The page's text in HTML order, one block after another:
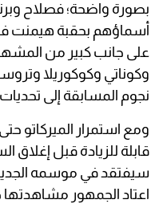
بصورة واضحة؛ فصلاح
أسماؤهم بحقبة هيمنت
على جانب كبير من
وكوناتي وكوكوريلا
نجوم المسابقة إلى تحديات
ومع استمرار الميركاتو
قابلة للزيادة قبل إغلاق
سيفتقد في موسمه
اعتاد الجمهور